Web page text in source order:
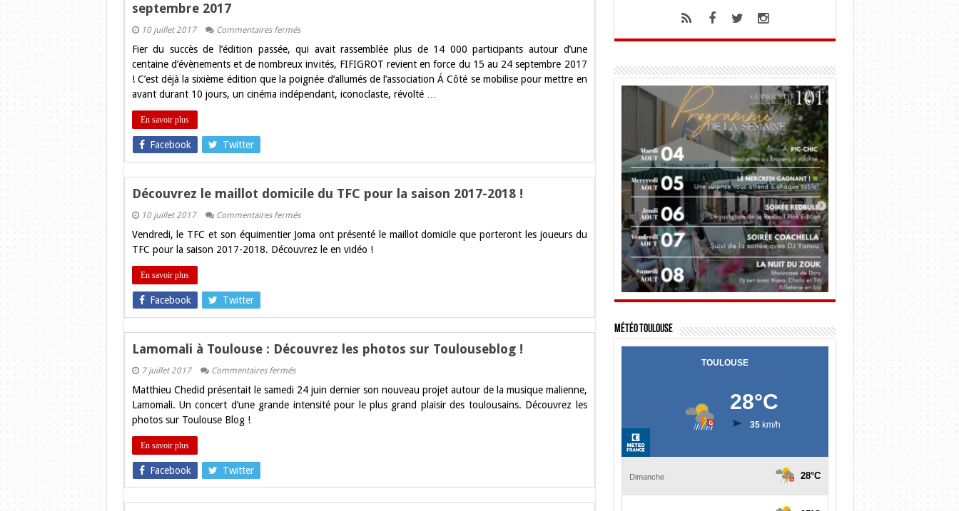
septembre 2017
10 juillet 2017 Commentaires ferméssur
le
festival
du
film
Grolandais
de
Fier du succès de l’édition passée, qui avait rassemblée plus de 14 000 participants autour d’une
centaine d’évènements et de nombreux invités, FIFIGROT revient en force du 15 au 24 septembre 2017
! C’est déjà la sixième édition que la poignée d’allumés de l’association Á Côté se mobilise pour mettre en
avant durant 10 jours, un cinéma indépendant, iconoclaste, révolté …
En savoir plus
Facebook Twitter
Découvrez le maillot domicile du TFC pour la saison 2017-2018 !
10 juillet 2017 Commentaires ferméssur
le
maillot
domicile
!
Vendredi, le TFC et son équimentier Joma ont présenté le maillot domicile que porteront les joueurs du
TFC pour la saison 2017-2018. Découvrez le en vidéo !
En savoir plus
Facebook Twitter
Lamomali à Toulouse : Découvrez les photos sur Toulouseblog !
7 juillet 2017 Commentaires ferméssur
à
Toulouse
:
Matthieu Chedid présentait le samedi 24 juin dernier son nouveau projet autour de la musique malienne,
Lamomali. Un concert d’une grande intensité pour le plus grand plaisir des toulousains. Découvrez les
photos sur Toulouse Blog !
En savoir plus
Facebook Twitter
Météo Toulouse